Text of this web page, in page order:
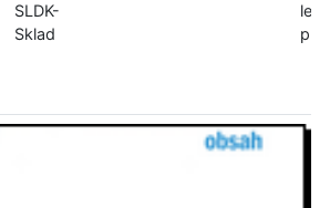
SLDK-
Sklad
len